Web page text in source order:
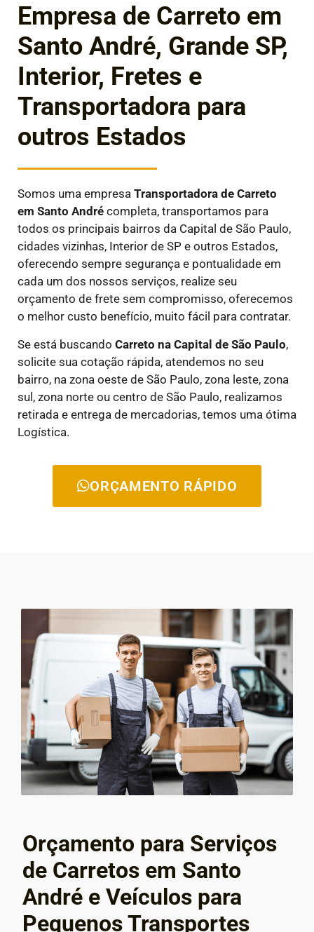
Empresa de Carreto em
Santo André, Grande SP,
Interior, Fretes e
Transportadora para
outros Estados
Somos uma empresa Transportadora de Carreto
em Santo André completa, transportamos para
todos os principais bairros da Capital de São Paulo,
cidades vizinhas, Interior de SP e outros Estados,
oferecendo sempre segurança e pontualidade em
cada um dos nossos serviços, realize seu
orçamento de frete sem compromisso, oferecemos
o melhor custo benefício, muito fácil para contratar.
Se está buscando Carreto na Capital de São Paulo,
solicite sua cotação rápida, atendemos no seu
bairro, na zona oeste de São Paulo, zona leste, zona
sul, zona norte ou centro de São Paulo, realizamos
retirada e entrega de mercadorias, temos uma ótima
Logística.
ORÇAMENTO RÁPIDO
Orçamento para Serviços
de Carretos em Santo
André e Veículos para
Pequenos Transportes